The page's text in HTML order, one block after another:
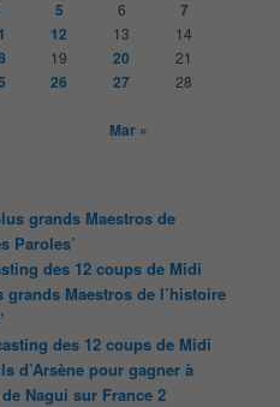
5 6 7
12 13 14
19 20 21
26 27 28
Mar »
grands Maestros de
Paroles’
des 12 coups de Midi
grands Maestros de l’histoire
des 12 coups de Midi
d’Arsène pour gagner à
Nagui sur France 2